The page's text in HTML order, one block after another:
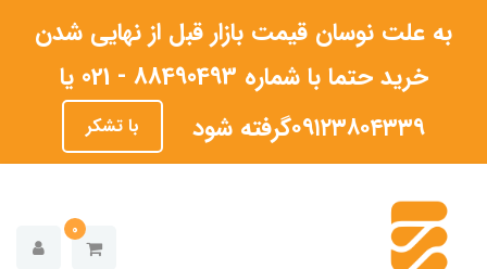
به علت نوسان قیمت بازار قبل از نهایی شدن
خرید حتما با شماره 88490493 - 021 یا
۰۹۱۲۳۸۰۴۳۳۹گرفته شود
با تشکر
0